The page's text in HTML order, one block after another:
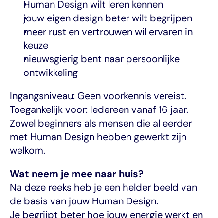
Human Design wilt leren kennen
jouw eigen design beter wilt begrijpen
meer rust en vertrouwen wil ervaren in
keuze
nieuwsgierig bent naar persoonlijke
ontwikkeling
Ingangsniveau: Geen voorkennis vereist.
Toegankelijk voor: Iedereen vanaf 16 jaar.
Zowel beginners als mensen die al eerder
met Human Design hebben gewerkt zijn
welkom.
Wat neem je mee naar huis?
Na deze reeks heb je een helder beeld van
de basis van jouw Human Design.
Je begrijpt beter hoe jouw energie werkt en